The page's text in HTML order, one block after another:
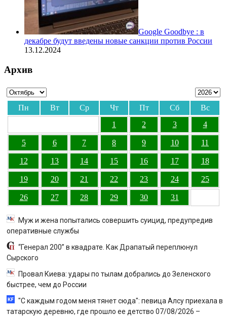
Google Goodbye : в
декабре будут введены новые санкции против России
13.12.2024
Архив
Пн Вт Ср Чт Пт Сб
Вс
1
2 3 4
5 6 7 8 9 10 11
12 13 14 15 16 17 18
19 20 21 22 23 24 25
26 27 28 29 30 31
Муж и жена попытались совершить суицид, предупредив
оперативные службы
“Генерал 200” в квадрате. Как Драпатый переплюнул
Сырского
Провал Киева: удары по тылам добрались до Зеленского
быстрее, чем до России
"С каждым годом меня тянет сюда": певица Алсу приехала в
татарскую деревню, где прошло ее детство 07/08/2026 –